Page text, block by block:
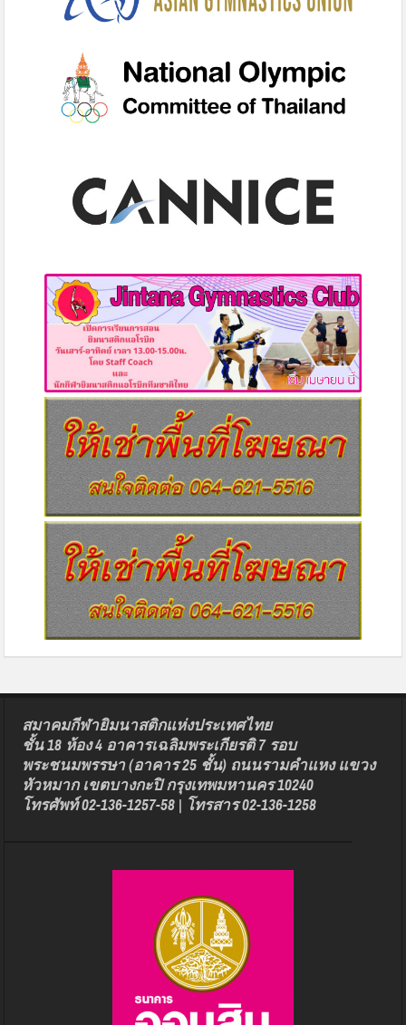
สมาคมกีฬายิมนาสติกแห่งประเทศไทย
ชั้น 18 ห้อง 4 อาคารเฉลิมพระเกียรติ 7 รอบ
พระชนมพรรษา (อาคาร 25 ชั้น) ถนนรามคำแหง แขวง
หัวหมาก เขตบางกะปิ กรุงเทพมหานคร 10240
โทรศัพท์ 02-136-1257-58 | โทรสาร 02-136-1258